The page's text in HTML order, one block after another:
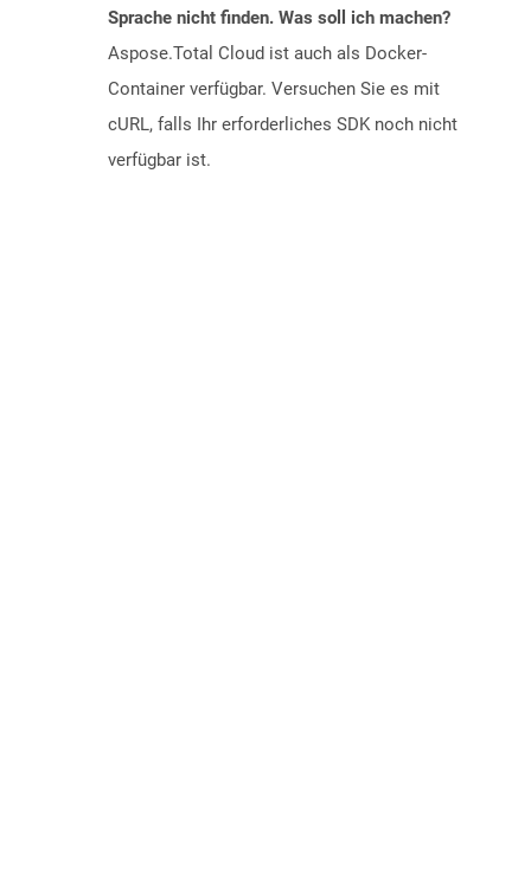
Sprache nicht finden. Was soll ich machen?
Aspose.Total Cloud ist auch als Docker-
Container verfügbar. Versuchen Sie es mit
cURL, falls Ihr erforderliches SDK noch nicht
verfügbar ist.